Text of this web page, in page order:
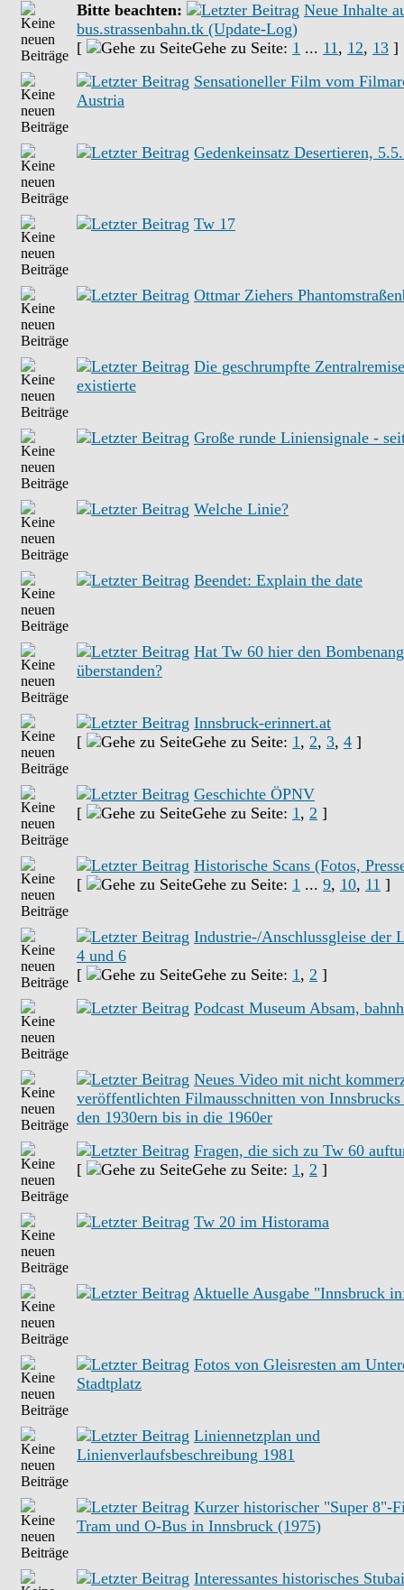
Bitte beachten:
Neue Inhalte
bus.strassenbahn.tk (Update-Log)
[
Gehe zu Seite: 1 ... 11, 12, 13 ]
Sensationeller Film vom
Austria
Gedenkeinsatz Desertieren,
Tw 17
Ottmar Ziehers
Die geschrumpfte
existierte
Große runde Liniensignale -
Welche Linie?
Beendet: Explain the date
Hat Tw 60 hier den
überstanden?
Innsbruck-erinnert.at
[
Gehe zu Seite: 1, 2, 3, 4 ]
Geschichte ÖPNV
[
Gehe zu Seite: 1, 2 ]
Historische Scans (Fotos,
[
Gehe zu Seite: 1 ... 9, 10, 11 ]
Industrie-/Anschlussgleise der
4 und 6
[
Gehe zu Seite: 1, 2 ]
Podcast Museum Absam,
Neues Video mit nicht
veröffentlichten Filmausschnitten von
den 1930ern bis in die 1960er
Fragen, die sich zu Tw 60
[
Gehe zu Seite: 1, 2 ]
Tw 20 im Historama
Aktuelle Ausgabe "Innsbruck
Fotos von Gleisresten am
Stadtplatz
Liniennetzplan und
Linienverlaufsbeschreibung 1981
Kurzer historischer "Super 8"-
Tram und O-Bus in Innsbruck (1975)
Interessantes historisches